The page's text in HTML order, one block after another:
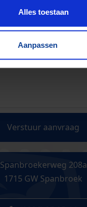
Alles toestaan
Aanpassen
Verstuur aanvraag
Spanbroekerweg 208a
1715 GW Spanbroek